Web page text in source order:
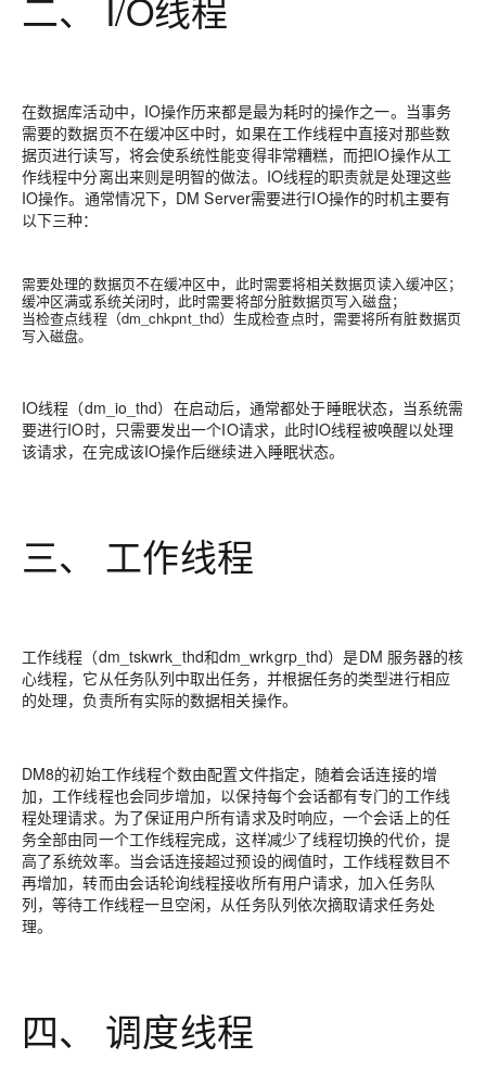
在数据库活动中，IO操作历来都是最为耗时的操作之一。当事务
需要的数据页不在缓冲区中时，如果在工作线程中直接对那些数
据页进行读写，将会使系统性能变得非常糟糕，而把IO操作从工
作线程中分离出来则是明智的做法。IO线程的职责就是处理这些
IO操作。通常情况下，DM Server需要进行IO操作的时机主要有
以下三种：
需要处理的数据页不在缓冲区中，此时需要将相关数据页读入缓冲区；
缓冲区满或系统关闭时，此时需要将部分脏数据页写入磁盘；
当检查点线程（dm_chkpnt_thd）生成检查点时，需要将所有脏数据页
写入磁盘。
IO线程（dm_io_thd）在启动后，通常都处于睡眠状态，当系统需
要进行IO时，只需要发出一个IO请求，此时IO线程被唤醒以处理
该请求，在完成该IO操作后继续进入睡眠状态。
三、 工作线程
工作线程（dm_tskwrk_thd和dm_wrkgrp_thd）是DM 服务器的核
心线程，它从任务队列中取出任务，并根据任务的类型进行相应
的处理，负责所有实际的数据相关操作。
DM8的初始工作线程个数由配置文件指定，随着会话连接的增
加，工作线程也会同步增加，以保持每个会话都有专门的工作线
程处理请求。为了保证用户所有请求及时响应，一个会话上的任
务全部由同一个工作线程完成，这样减少了线程切换的代价，提
高了系统效率。当会话连接超过预设的阀值时，工作线程数目不
再增加，转而由会话轮询线程接收所有用户请求，加入任务队
列，等待工作线程一旦空闲，从任务队列依次摘取请求任务处
理。
四、 调度线程